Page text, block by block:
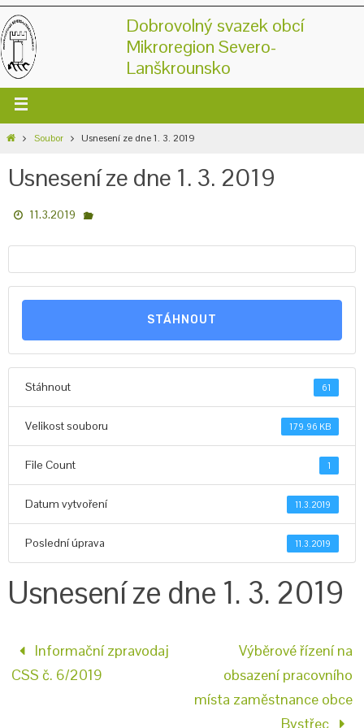
Dobrovolný svazek obcí
Mikroregion Severo-
Lanškrounsko
Soubor Usnesení ze dne 1. 3. 2019
Usnesení ze dne 1. 3. 2019
11.3.2019
STÁHNOUT
Stáhnout 61
Velikost souboru 179.96 KB
File Count 1
Datum vytvoření 11.3.2019
Poslední úprava 11.3.2019
Usnesení ze dne 1. 3. 2019
Informační zpravodaj
CSS č. 6/2019
Výběrové řízení na
obsazení pracovního
místa zaměstnance obce
Bystřec